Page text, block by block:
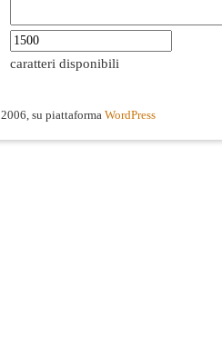
caratteri disponibili
2006, su piattaforma WordPress